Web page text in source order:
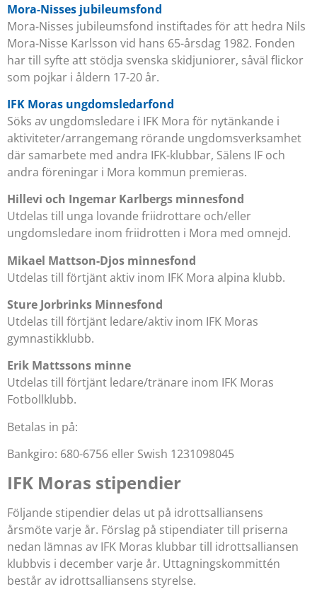
Mora-Nisses jubileumsfond
Mora-Nisses jubileumsfond instiftades för att hedra Nils
Mora-Nisse Karlsson vid hans 65-årsdag 1982. Fonden
har till syfte att stödja svenska skidjuniorer, såväl flickor
som pojkar i åldern 17-20 år.
IFK Moras ungdomsledarfond
Söks av ungdomsledare i IFK Mora för nytänkande i
aktiviteter/arrangemang rörande ungdomsverksamhet
där samarbete med andra IFK-klubbar, Sälens IF och
andra föreningar i Mora kommun premieras.
Hillevi och Ingemar Karlbergs minnesfond
Utdelas till unga lovande friidrottare och/eller
ungdomsledare inom friidrotten i Mora med omnejd.
Mikael Mattson-Djos minnesfond
Utdelas till förtjänt aktiv inom IFK Mora alpina klubb.
Sture Jorbrinks Minnesfond
Utdelas till förtjänt ledare/aktiv inom IFK Moras
gymnastikklubb.
Erik Mattssons minne
Utdelas till förtjänt ledare/tränare inom IFK Moras
Fotbollklubb.
Betalas in på:
Bankgiro: 680-6756 eller Swish 1231098045
IFK Moras stipendier
Följande stipendier delas ut på idrottsalliansens
årsmöte varje år. Förslag på stipendiater till priserna
nedan lämnas av IFK Moras klubbar till idrottsalliansen
klubbvis i december varje år. Uttagningskommittén
består av idrottsalliansens styrelse.